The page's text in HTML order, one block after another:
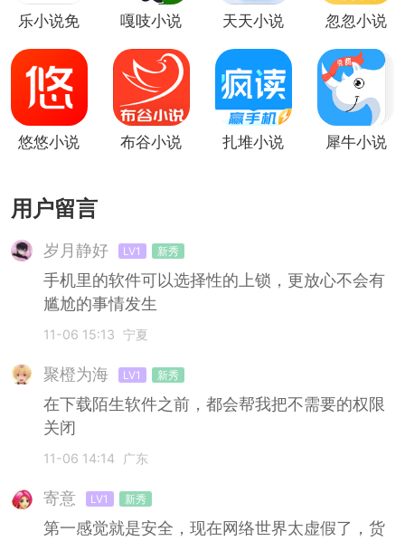
乐小说免
嘎吱小说 天天小说 忽忽小说
悠悠小说 布谷小说 扎堆小说 犀牛小说
用户留言
岁月静好 LV1 新秀
手机里的软件可以选择性的上锁，更放心不会有
尴尬的事情发生
11-06 15:13 宁夏
聚橙为海 LV1 新秀
在下载陌生软件之前，都会帮我把不需要的权限
关闭
11-06 14:14 广东
寄意 LV1 新秀
第一感觉就是安全，现在网络世界太虚假了，货